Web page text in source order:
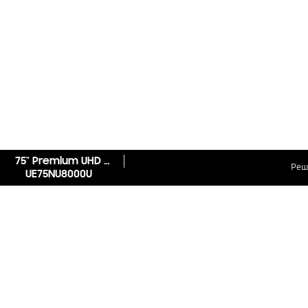
75" Premium UHD 4K Smart TV NU8000 Series 8
UE75NU8000U